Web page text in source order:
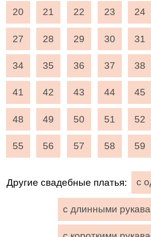
20 21 22 23 24
27 28 29 30 31
34 35 36 37 38
41 42 43 44 45
48 49 50 51 52
55 56 57 58 59
Другие свадебные платья: с
с длинными